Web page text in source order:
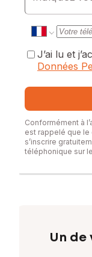
J’ai lu et
Données
Conformément à
est rappelé que le
s’inscrire
téléphonique sur
Un de